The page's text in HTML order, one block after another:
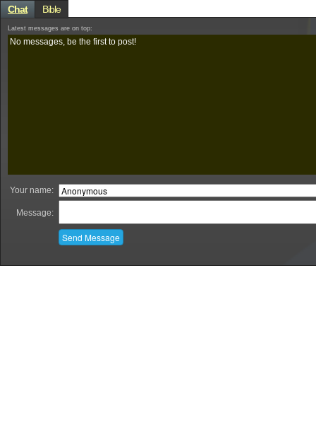
Chat Bible